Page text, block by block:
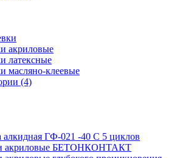
акриловые
латексные
масляно-клеевые
(4)
алкидная ГФ-021 -40 С 5 циклов
акриловые БЕТОНКОНТАКТ